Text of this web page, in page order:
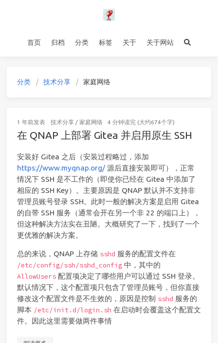
首页 归档 分类 标签 关于 关于网站
分类 技术分享 家庭网络
1 年前发表 技术分享 / 家庭网络 4 分钟读完 (大约674个字)
在 QNAP 上部署 Gitea 并启用原生 SSH
安装好 Gitea 之后（安装过程略过，添加
https://www.myqnap.org/ 源后直接安装即可），正常
情况下 SSH 是不工作的（即使你已经在 Gitea 中添加了
相应的 SSH Key）。主要原因是 QNAP 默认并不支持非
管理员账号登录 SSH。此时一般的解决方案是启用 Gitea
的自带 SSH 服务（通常会开在另一个非 22 的端口上），
但这种解决方法实在丑陋。大概研究了一下，找到了一个
更优雅的解决方案。
总的来说，QNAP 上存储 sshd 服务的配置文件在
/etc/config/ssh/sshd_config 中，其中的
AllowUsers 配置项决定了哪些用户可以通过 SSH 登录。
默认情况下，这个配置项只包含了管理员账号，但你直接
修改这个配置文件是不生效的，原因是控制 sshd 服务的
脚本 /etc/init.d/login.sh 在启动时会覆盖这个配置文
件。因此这里需要做两件事情